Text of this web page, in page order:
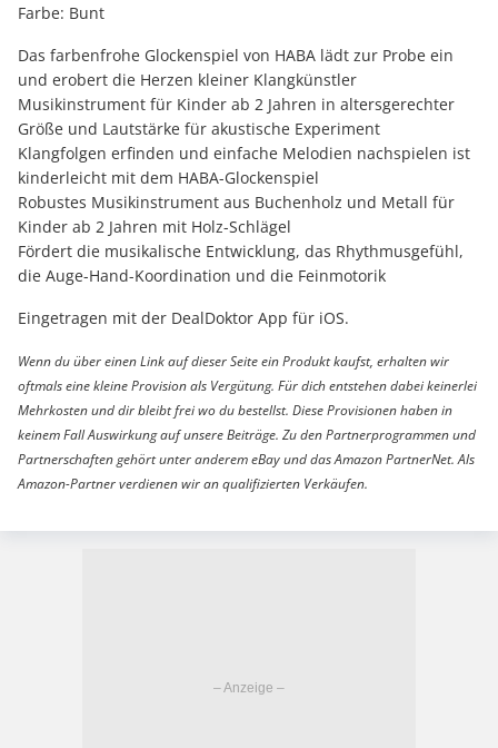
Farbe: Bunt
Das farbenfrohe Glockenspiel von HABA lädt zur Probe ein
und erobert die Herzen kleiner Klangkünstler
Musikinstrument für Kinder ab 2 Jahren in altersgerechter
Größe und Lautstärke für akustische Experiment
Klangfolgen erfinden und einfache Melodien nachspielen ist
kinderleicht mit dem HABA-Glockenspiel
Robustes Musikinstrument aus Buchenholz und Metall für
Kinder ab 2 Jahren mit Holz-Schlägel
Fördert die musikalische Entwicklung, das Rhythmusgefühl,
die Auge-Hand-Koordination und die Feinmotorik
Eingetragen mit der DealDoktor App für iOS.
Wenn du über einen Link auf dieser Seite ein Produkt kaufst, erhalten wir
oftmals eine kleine Provision als Vergütung. Für dich entstehen dabei keinerlei
Mehrkosten und dir bleibt frei wo du bestellst. Diese Provisionen haben in
keinem Fall Auswirkung auf unsere Beiträge. Zu den Partnerprogrammen und
Partnerschaften gehört unter anderem eBay und das Amazon PartnerNet. Als
Amazon-Partner verdienen wir an qualifizierten Verkäufen.